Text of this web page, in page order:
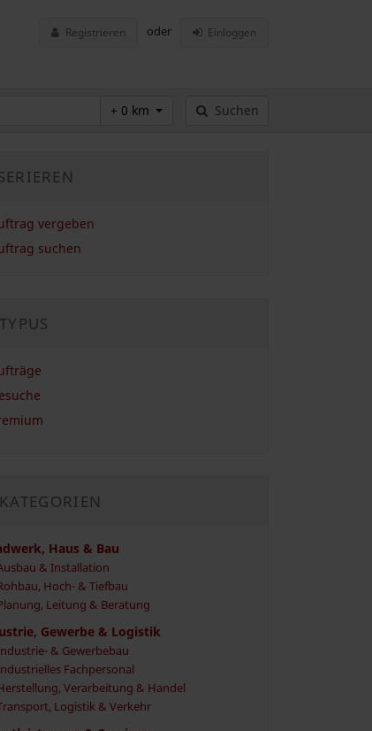
Registrieren oder Einloggen
+ 0 km Suchen
vergeben
suchen
TYPUS
KATEGORIEN
Haus & Bau
& Installation
Hoch- & Tiefbau
Leitung & Beratung
Gewerbe & Logistik
& Gewerbebau
Fachpersonal
Verarbeitung & Handel
Logistik & Verkehr